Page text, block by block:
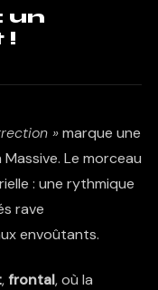
un
!
»marque une
Le morceau
: une rythmique
rave
envoûtants.
,frontal, où la